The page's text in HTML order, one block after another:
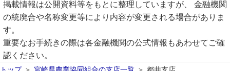
掲載情報は公開資料等をもとに整理していますが、 金融機関
の統廃合や名称変更等により内容が変更される場合がありま
す。
重要なお手続きの際は各金融機関の公式情報もあわせてご確
認ください。